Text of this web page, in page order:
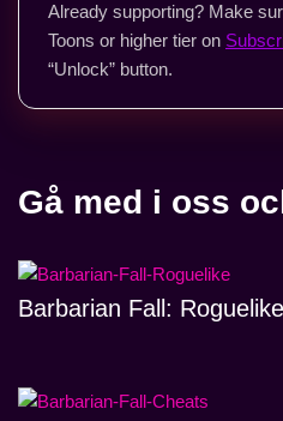
Already supporting? Make
Toons or higher tier on
“Unlock” button.
Gå med i oss
Barbarian Fall: